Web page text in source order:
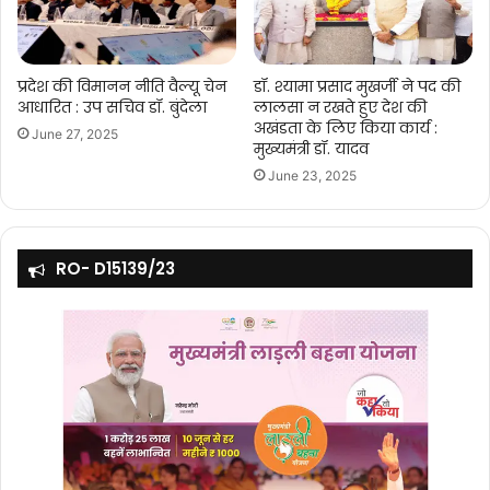
प्रदेश की विमानन नीति वैल्यू चेन
आधारित : उप सचिव डॉ. बुंदेला
June 27, 2025
डॉ. श्यामा प्रसाद मुखर्जी ने पद की
लालसा न रखते हुए देश की
अखंडता के लिए किया कार्य :
मुख्यमंत्री डॉ. यादव
June 23, 2025
RO- D15139/23